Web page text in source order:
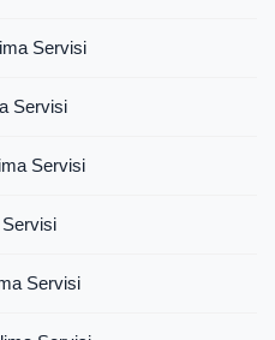
Servisi
Servisi
Servisi
Servisi